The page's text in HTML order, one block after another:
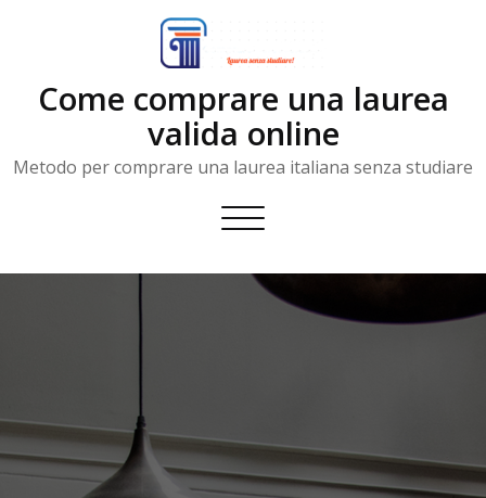
Come comprare una laurea
valida online
Metodo per comprare una laurea italiana senza studiare
Toggle